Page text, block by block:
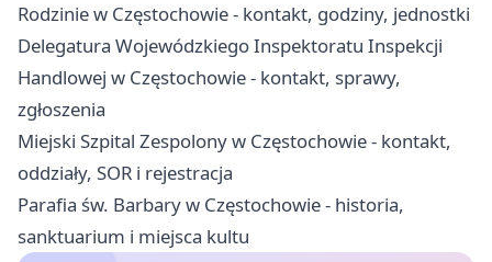
Rodzinie w Częstochowie - kontakt, godziny, jednostki
Delegatura Wojewódzkiego Inspektoratu Inspekcji
Handlowej w Częstochowie - kontakt, sprawy,
zgłoszenia
Miejski Szpital Zespolony w Częstochowie - kontakt,
oddziały, SOR i rejestracja
Parafia św. Barbary w Częstochowie - historia,
sanktuarium i miejsca kultu